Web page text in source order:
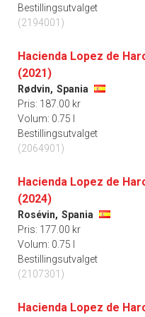
Bestillingsutvalget
(2194001)
Hacienda Lopez de
(2021)
Rødvin, Spania
Pris: 187.00 kr
Volum: 0.75 l
Bestillingsutvalget
(2064901)
Hacienda Lopez de
(2024)
Rosévin, Spania
Pris: 177.00 kr
Volum: 0.75 l
Bestillingsutvalget
(2107301)
Hacienda Lopez de